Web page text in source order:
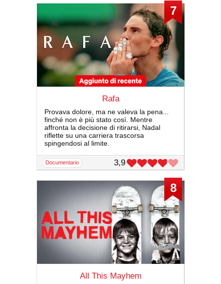
7
Rafa
Provava dolore, ma ne valeva la pena...
finché non è più stato così. Mentre
affronta la decisione di ritirarsi, Nadal
riflette su una carriera trascorsa
spingendosi al limite.
documentario 3,9
8
All This Mayhem